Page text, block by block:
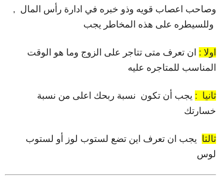
وصاحب اعصاب قويه وذو خبره في ادارة رأس المال ,
وللسيطره على هذه المخاطر يجب
اولا : ان تعرف متى تتاجر على الزوج وما هو الوقت
المناسب للمتاجره عليه
ثانيا : يجب أن تكون نسبة ربحك اعلى من نسبة
خسارتك
ثالثا يجب ان تعرف اين تضع لستوب لوز أو لستوب
لوس